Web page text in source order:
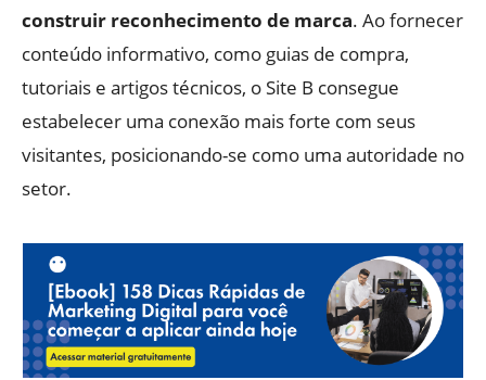
construir reconhecimento de marca. Ao fornecer
conteúdo informativo, como guias de compra,
tutoriais e artigos técnicos, o Site B consegue
estabelecer uma conexão mais forte com seus
visitantes, posicionando-se como uma autoridade no
setor.